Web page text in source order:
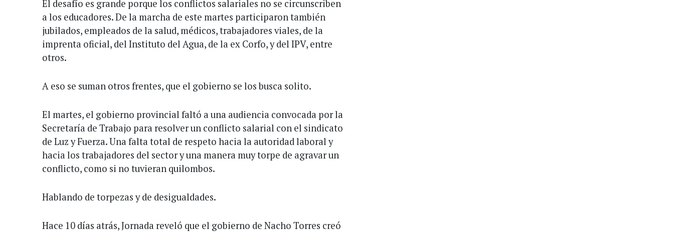
El desafío es grande porque los conflictos salariales no se circunscriben
a los educadores. De la marcha de este martes participaron también
jubilados, empleados de la salud, médicos, trabajadores viales, de la
imprenta oficial, del Instituto del Agua, de la ex Corfo, y del IPV, entre
otros.
A eso se suman otros frentes, que el gobierno se los busca solito.
El martes, el gobierno provincial faltó a una audiencia convocada por la
Secretaría de Trabajo para resolver un conflicto salarial con el sindicato
de Luz y Fuerza. Una falta total de respeto hacia la autoridad laboral y
hacia los trabajadores del sector y una manera muy torpe de agravar un
conflicto, como si no tuvieran quilombos.
Hablando de torpezas y de desigualdades.
Hace 10 días atrás, Jornada reveló que el gobierno de Nacho Torres creó